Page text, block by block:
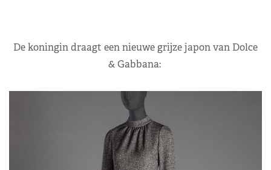
De koningin draagt een nieuwe grijze japon van Dolce
& Gabbana: